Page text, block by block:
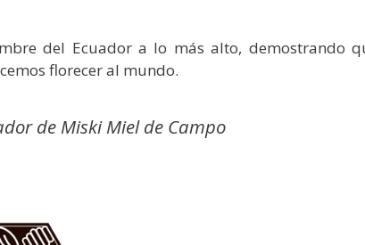
del Ecuador a lo más alto, demostrando
florecer al mundo.
de Miski Miel de Campo